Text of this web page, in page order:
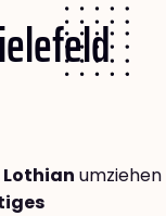
Lothian umziehen